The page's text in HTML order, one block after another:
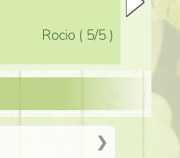
Rocio ( 5/5 )